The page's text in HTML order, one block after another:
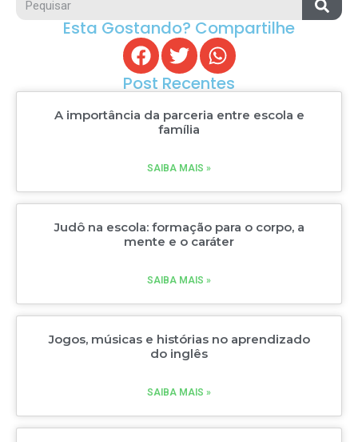
Esta Gostando? Compartilhe
Post Recentes
A importância da parceria entre escola e
família
SAIBA MAIS »
Judô na escola: formação para o corpo, a
mente e o caráter
SAIBA MAIS »
Jogos, músicas e histórias no aprendizado
do inglês
SAIBA MAIS »